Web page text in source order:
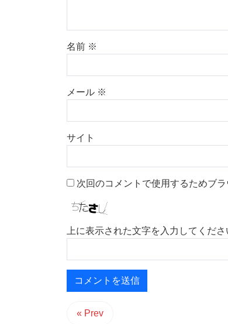
名前 ※
メール ※
サイト
次回のコメントで使用するためブ
上に表示された文字を入力してくださ
« Prev